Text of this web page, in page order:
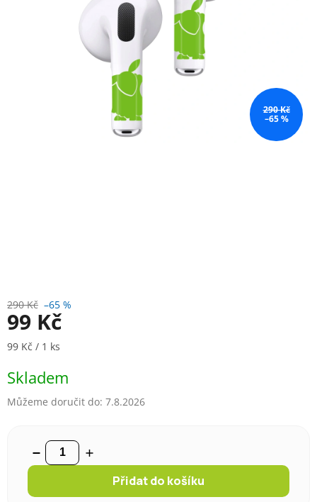
290 Kč
–65 %
290 Kč –65 %
99 Kč
Měrná cena:
99 Kč / 1 ks
Skladem
Můžeme doručit do: 7.8.2026
Přidat do košíku